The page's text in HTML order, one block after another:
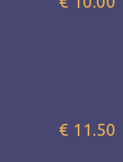
€ 11.50